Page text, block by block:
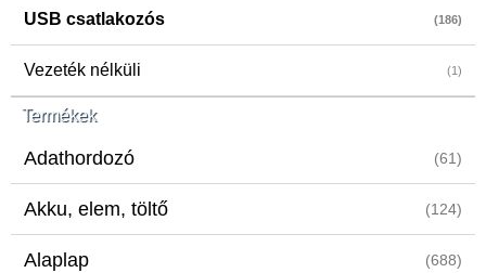
USB csatlakozós (186)
Vezeték nélküli (1)
Termékek
Adathordozó (61)
Akku, elem, töltő (124)
Alaplap (688)